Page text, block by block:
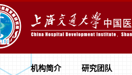
机构简介 研究团队